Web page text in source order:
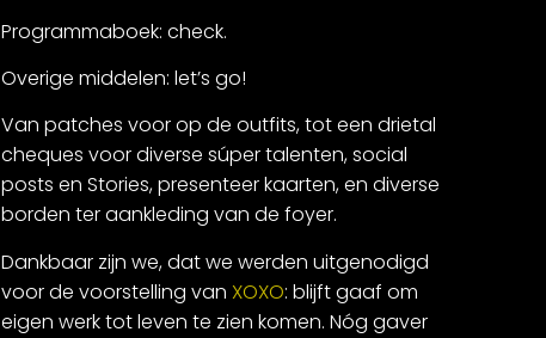
Programmaboek: check.
Overige middelen: let’s go!
Van patches voor op de outfits, tot een drietal
cheques voor diverse súper talenten, social
posts en Stories, presenteer kaarten, en diverse
borden ter aankleding van de foyer.
Dankbaar zijn we, dat we werden uitgenodigd
voor de voorstelling van XOXO: blijft gaaf om
eigen werk tot leven te zien komen. Nóg gaver